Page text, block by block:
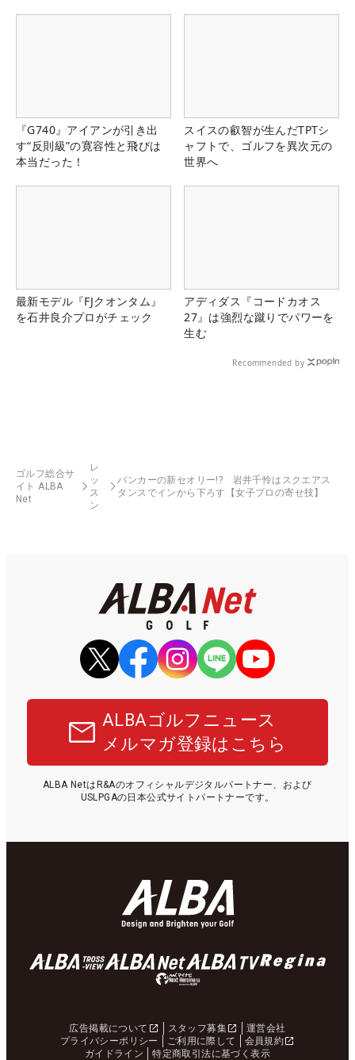
『G740』アイアンが引き出
す“反則級”の寛容性と飛びは
本当だった！
スイスの叡智が生んだTPTシ
ャフトで、ゴルフを異次元の
世界へ
最新モデル『FJクオンタム』
を石井良介プロがチェック
アディダス『コードカオス
27』は強烈な蹴りでパワーを
生む
Recommended by
ゴルフ総合サ
イト ALBA
Net
レ
ッ
ス
ン
バンカーの新セオリー!? 岩井千怜はスクエアス
タンスでインから下ろす【女子プロの寄せ技】
ALBAゴルフニュース
メルマガ登録はこちら
ALBA NetはR&Aのオフィシャルデジタルパートナー、および
USLPGAの日本公式サイトパートナーです。
広告掲載について スタッフ募集
運営会社
プライバシーポリシー
ご利用に際して
会員規約
ガイドライン
特定商取引法に基づく表示